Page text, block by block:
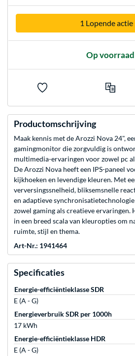
1 Lopende actie
Op voorraad
Productomschrijving
Maak kennis met de Arozzi Nova 24",
gamingmonitor die zorgvuldig is
multimedia-ervaringen voor zowel pc
De Arozzi Nova heeft een IPS-paneel
kijkhoeken en levendige kleuren. Met
verversingssnelheid, bliksemsnelle
en adaptieve
zowel gaming als creatieve ervaringen.
in een breed scala van kleuropties om
ruimte, stijl en thema.
Art-Nr.: 1941464
Specificaties
Energie-efficiëntieklasse SDR
E (A - G)
Energieverbruik SDR per 1000h
17 kWh
Energie-efficiëntieklasse HDR
E (A - G)